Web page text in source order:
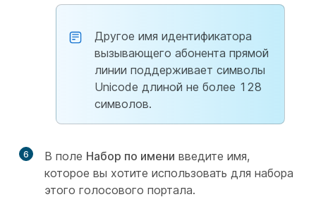
Другое имя идентификатора
вызывающего абонента прямой
линии поддерживает символы
Unicode длиной не более 128
символов.
6 В поле Набор по имени введите имя,
которое вы хотите использовать для набора
этого голосового портала.